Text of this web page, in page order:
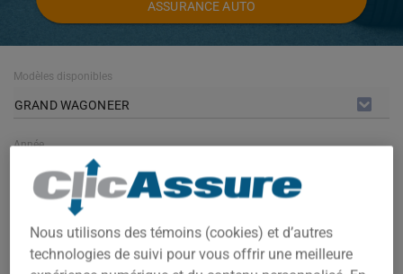
ASSURANCE AUTO
Modèles disponibles
GRAND WAGONEER
Année
TOUTES LES ANNÉES
TOUTES LES VILLES
Nous utilisons des témoins (cookies) et d’autres
technologies de suivi pour vous offrir une meilleure